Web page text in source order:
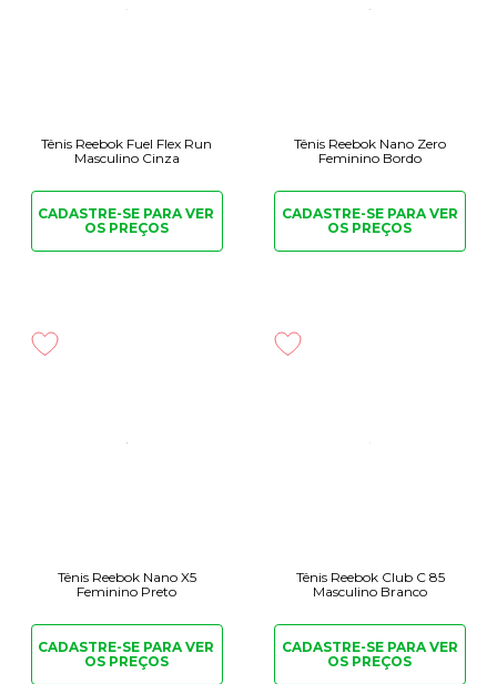
Tênis Reebok Fuel Flex Run
Masculino Cinza
CADASTRE-SE PARAVER
OS PREÇOS
Tênis Reebok Nano Zero
Feminino Bordo
CADASTRE-SE PARAVER
OS PREÇOS
Tênis Reebok Nano X5
Feminino Preto
CADASTRE-SE PARAVER
OS PREÇOS
Tênis Reebok Club C 85
Masculino Branco
CADASTRE-SE PARAVER
OS PREÇOS